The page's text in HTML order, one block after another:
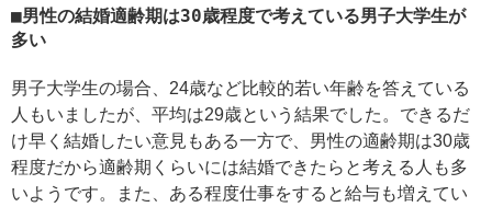
男性の結婚適齢期は30歳程度で考えている男子大学生が
多い
男子大学生の場合、24歳など比較的若い年齢を答えている
人もいましたが、平均は29歳という結果でした。できるだ
け早く結婚したい意見もある一方で、男性の適齢期は30歳
程度だから適齢期くらいには結婚できたらと考える人も多
いようです。また、ある程度仕事をすると給与も増えてい